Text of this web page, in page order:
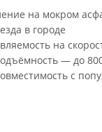
на мокром
в городе
на
— до
с